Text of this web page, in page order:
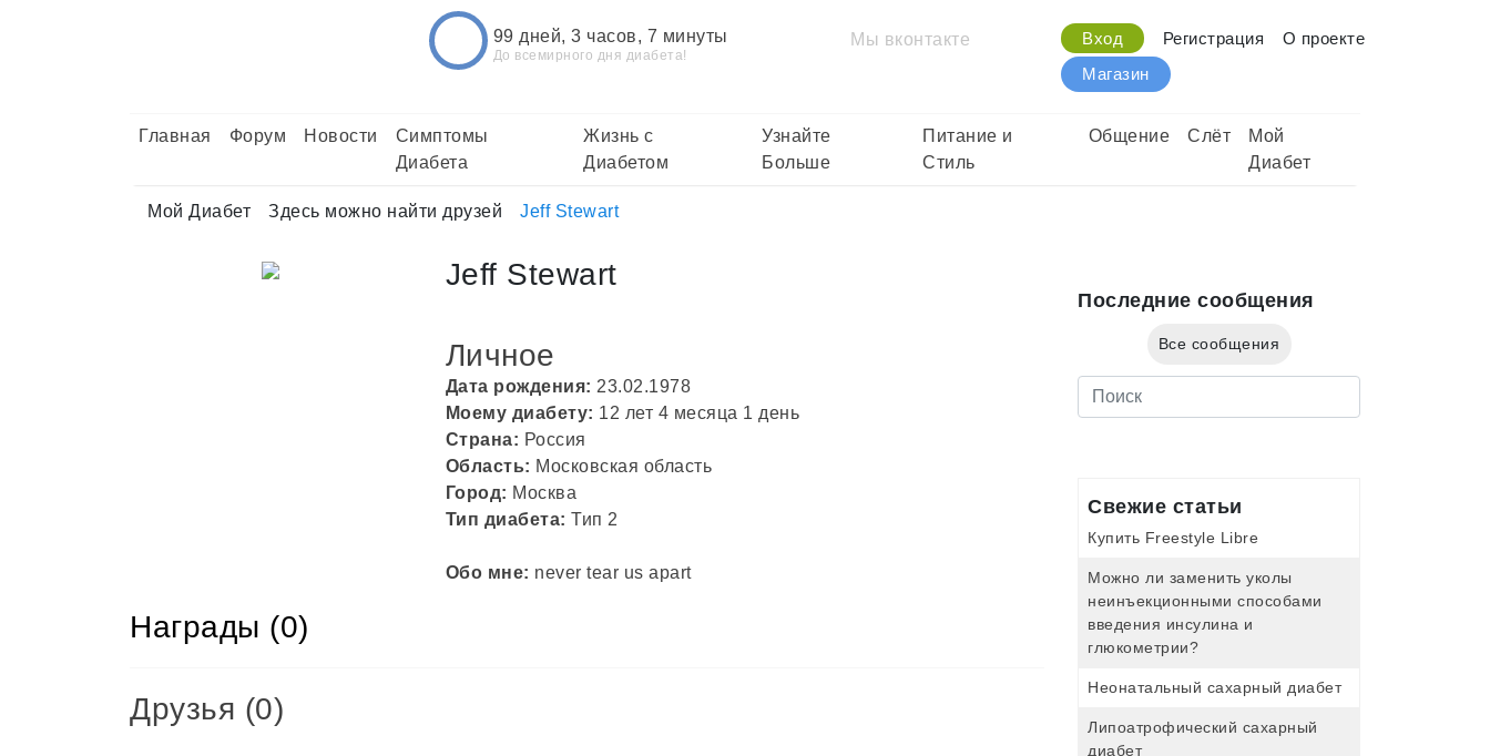
99 дней, 3 часов, 7 минуты
До всемирного дня диабета!
Мы вконтакте Вход Регистрация
О проекте
Магазин
Главная Форум Новости
Симптомы
Диабета
Жизнь с
Диабетом
Узнайте
Больше
Питание и
Стиль
Общение Слёт
Мой
Диабет
Мой Диабет Здесь можно найти друзей Jeff Stewart
Jeff Stewart
Личное
Дата рождения: 23.02.1978
Моему диабету: 12 лет 4 месяца 1 день
Страна: Россия
Область: Московская область
Город: Москва
Тип диабета: Тип 2
Обо мне: never tear us apart
Награды (0)
Друзья (0)
Последние сообщения
Все сообщения
Свежие статьи
Купить Freestyle Libre
Можно ли заменить уколы
неинъекционными способами
введения инсулина и
глюкометрии?
Неонатальный сахарный диабет
Липоатрофический сахарный
диабет